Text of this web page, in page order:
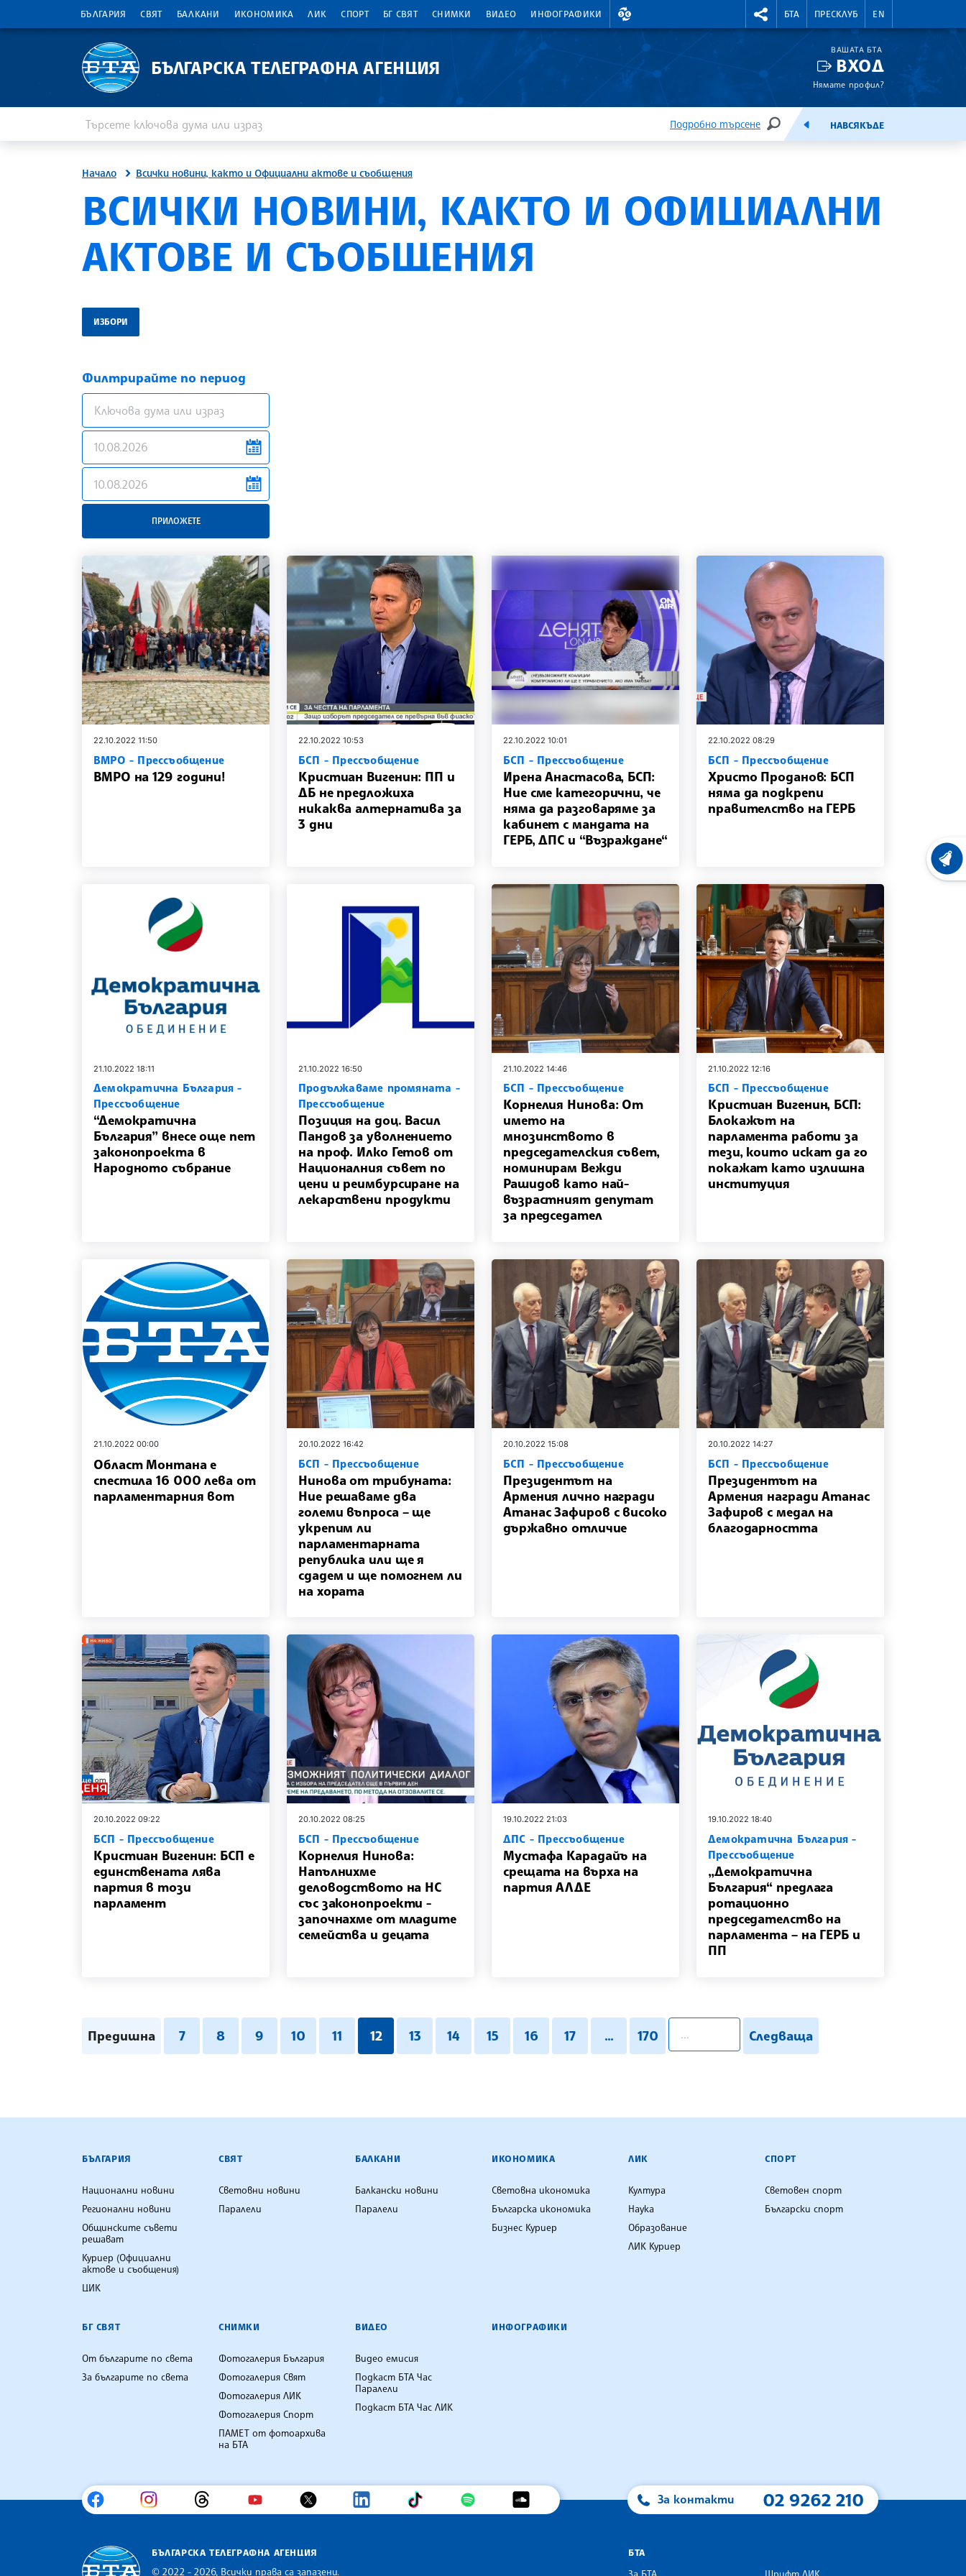
БЪЛГАРИЯ СВЯТ БАЛКАНИ ИКОНОМИКА ЛИК СПОРТ БГ СВЯТ СНИМКИ ВИДЕО ИНФОГРАФИКИ
ВАЛУТНИ КУРСОВЕ RIGHTMENU.SOCIAL
БТА ПРЕСКЛУБ EN
БЪЛГАРСКА ТЕЛЕГРАФНА АГЕНЦИЯ
ВАШАТА БТА
ВХОД
Нямате профил?
Подробно търсене
ТЪРСЕНЕЕМИСИЯНАВСЯКЪДЕ
Начало Всички новини, както и Официални актове и съобщения
ВСИЧКИ НОВИНИ, КАКТО И ОФИЦИАЛНИ
АКТОВЕ И СЪОБЩЕНИЯ
ИЗБОРИ
Филтрирайте по период
news.filter.from
news.filter.to
ПРИЛОЖЕТЕ
22.10.2022 11:50
ВМРО - Прессъобщение
ВМРО на 129 години!
22.10.2022 10:53
БСП - Прессъобщение
Кристиан Вигенин: ПП и
ДБ не предложиха
никаква алтернатива за
3 дни
22.10.2022 10:01
БСП - Прессъобщение
Ирена Анастасова, БСП:
Ние сме категорични, че
няма да разговаряме за
кабинет с мандата на
ГЕРБ, ДПС и “Възраждане“
22.10.2022 08:29
БСП - Прессъобщение
Христо Проданов: БСП
няма да подкрепи
правителство на ГЕРБ
21.10.2022 18:11
Демократична България -
Прессъобщение
“Демократична
България” внесе още пет
законопроекта в
Народното събрание
21.10.2022 16:50
Продължаваме промяната -
Прессъобщение
Позиция на доц. Васил
Пандов за уволнението
на проф. Илко Гетов от
Националния съвет по
цени и реимбурсиране на
лекарствени продукти
21.10.2022 14:46
БСП - Прессъобщение
Корнелия Нинова: От
името на
мнозинството в
председателския съвет,
номинирам Вежди
Рашидов като най-
възрастният депутат
за председател
21.10.2022 12:16
БСП - Прессъобщение
Кристиан Вигенин, БСП:
Блокажът на
парламента работи за
тези, които искат да го
покажат като излишна
институция
21.10.2022 00:00
Област Монтана е
спестила 16 000 лева от
парламентарния вот
20.10.2022 16:42
БСП - Прессъобщение
Нинова от трибуната:
Ние решаваме два
големи въпроса – ще
укрепим ли
парламентарната
република или ще я
сдадем и ще помогнем ли
на хората
20.10.2022 15:08
БСП - Прессъобщение
Президентът на
Армения лично награди
Атанас Зафиров с високо
държавно отличие
20.10.2022 14:27
БСП - Прессъобщение
Президентът на
Армения награди Атанас
Зафиров с медал на
благодарността
20.10.2022 09:22
БСП - Прессъобщение
Кристиан Вигенин: БСП е
единствената лява
партия в този
парламент
20.10.2022 08:25
БСП - Прессъобщение
Корнелия Нинова:
Напълнихме
деловодството на НС
със законопроекти -
започнахме от младите
семейства и децата
19.10.2022 21:03
ДПС - Прессъобщение
Мустафа Карадайъ на
срещата на върха на
партия АЛДЕ
19.10.2022 18:40
Демократична България -
Прессъобщение
„Демократична
България“ предлага
ротационно
председателство на
парламента – на ГЕРБ и
ПП
Предишна 7 8 9 10 11 12 13 14 15 16 17 ... 170
pagination.search
Следваща
БЪЛГАРСКА ТЕЛЕГРАФНА АГЕНЦИЯ
БЪЛГАРИЯ
Национални новини
Регионални новини
Общинските съвети
решават
Куриер (Официални
актове и съобщения)
ЦИК
СВЯТ
Световни новини
Паралели
БАЛКАНИ
Балкански новини
Паралели
ИКОНОМИКА
Световна икономика
Българска икономика
Бизнес Куриер
ЛИК
Култура
Наука
Образование
ЛИК Куриер
СПОРТ
Световен спорт
Български спорт
БГ СВЯТ
От българите по света
За българите по света
СНИМКИ
Фотогалерия България
Фотогалерия Свят
Фотогалерия ЛИК
Фотогалерия Спорт
ПАМЕТ от фотоархива
на БТА
ВИДЕО
Видео емисия
Подкаст БТА Час
Паралели
Подкаст БТА Час ЛИК
ИНФОГРАФИКИ
За контакти 02 9262 210
БЪЛГАРСКА ТЕЛЕГРАФНА АГЕНЦИЯ
© 2022 - 2026, Всички права са запазени.
БТА